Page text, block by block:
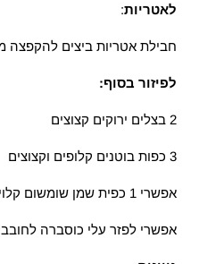
לאטריות:
חבילת אטריות ביצים להקפצה
לפיזור בסוף:
2 בצלים ירוקים קצוצים
3 כפות בוטנים קלופים וקצוצים
אפשרי 1 כפית שמן שומשום קלוי לתוספת טעם (לא חובה)
אפשרי לפזר עלי כוסברה